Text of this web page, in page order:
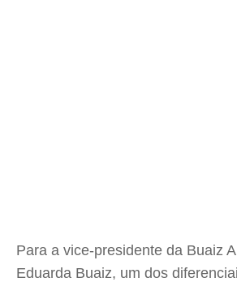
Para a vice-presidente da Buaiz
Eduarda Buaiz, um dos